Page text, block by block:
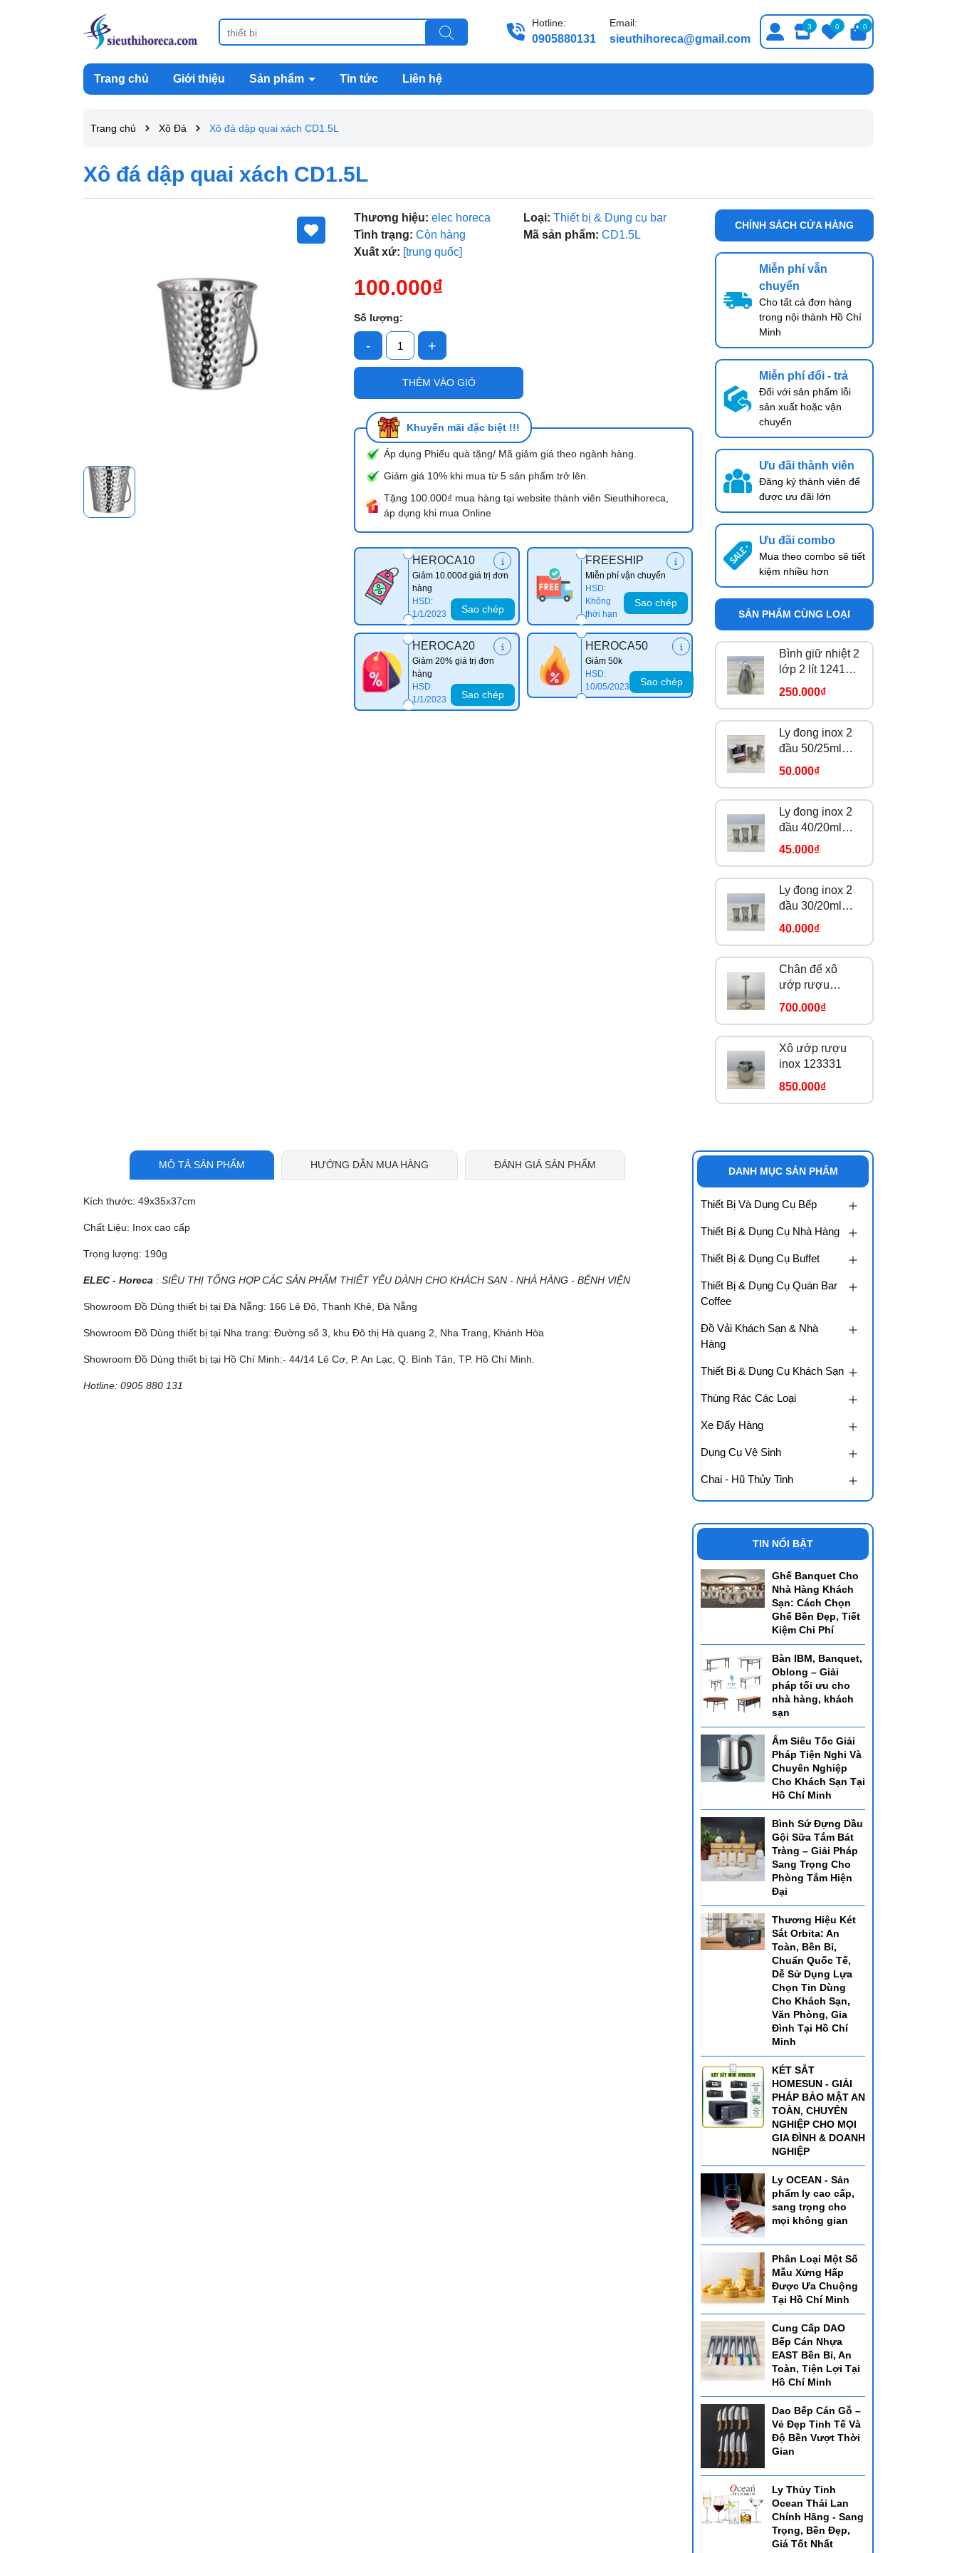
Hotline:
0905880131
Email:
sieuthihoreca@gmail.com
3 0 0
Trang chủ Giới thiệu Sản phẩm Tin tức Liên hệ
Trang chủ Xô Đá Xô đá dập quai xách CD1.5L
Xô đá dập quai xách CD1.5L
Thương hiệu: elec horeca Loại: Thiết bị & Dụng cụ bar
Tình trạng: Còn hàng Mã sản phẩm: CD1.5L
Xuất xứ: [trung quốc]
100.000₫
Số lượng:
- +
THÊM VÀO GIỎ
Khuyến mãi đặc biệt !!!
Áp dụng Phiếu quà tặng/ Mã giảm giá theo ngành hàng.
Giảm giá 10% khi mua từ 5 sản phẩm trở lên.
Tặng 100.000₫ mua hàng tại website thành viên Sieuthihoreca,
áp dụng khi mua Online
HEROCA10
Giảm 10.000đ giá trị đơn
hàng
HSD:
1/1/2023
Sao chép
FREESHIP
Miễn phí vận chuyển
HSD:
Không
thời hạn
Sao chép
HEROCA20
Giảm 20% giá trị đơn
hàng
HSD:
1/1/2023
Sao chép
HEROCA50
Giảm 50k
HSD:
10/05/2023
Sao chép
Mã giảm giá:
Điều kiện:
CHÍNH SÁCH CỬA HÀNG
Miễn phí vẫn
chuyển
Cho tất cả đơn hàng
trong nội thành Hồ Chí
Minh
Miễn phí đổi - trả
Đối với sản phẩm lỗi
sản xuất hoặc vận
chuyển
Ưu đãi thành viên
Đăng ký thành viên để
được ưu đãi lớn
Ưu đãi combo
Mua theo combo sẽ tiết
kiệm nhiều hơn
SẢN PHẨM CÙNG LOẠI
Bình giữ nhiệt 2
lớp 2 lít 124168-
304
250.000₫
Ly đong inox 2
đầu 50/25ml
Z5025
50.000₫
Ly đong inox 2
đầu 40/20ml
Z4020
45.000₫
Ly đong inox 2
đầu 30/20ml
Z3020
40.000₫
Chân đế xô
ướp rượu
123333
700.000₫
Xô ướp rượu
inox 123331
850.000₫
MÔ TẢ SẢN PHẨM HƯỚNG DẪN MUA HÀNG ĐÁNH GIÁ SẢN PHẨM
Kích thước: 49x35x37cm
Chất Liệu: Inox cao cấp
Trọng lượng: 190g
ELEC - Horeca : SIÊU THỊ TỔNG HỢP CÁC SẢN PHẨM THIẾT YẾU DÀNH CHO KHÁCH SẠN - NHÀ HÀNG - BỆNH VIỆN
Showroom Đồ Dùng thiết bị tại Đà Nẵng: 166 Lê Độ, Thanh Khê, Đà Nẵng
Showroom Đồ Dùng thiết bị tại Nha trang: Đường số 3, khu Đô thị Hà quang 2, Nha Trang, Khánh Hòa
Showroom Đồ Dùng thiết bị tại Hồ Chí Minh:- 44/14 Lê Cơ, P. An Lạc, Q. Bình Tân, TP. Hồ Chí Minh.
Hotline: 0905 880 131
DANH MỤC SẢN PHẨM
Thiết Bị Và Dụng Cụ Bếp
Thiết Bị & Dụng Cụ Nhà Hàng
Thiết Bị & Dụng Cụ Buffet
Thiết Bị & Dụng Cụ Quán Bar
Coffee
Đồ Vải Khách Sạn & Nhà
Hàng
Thiết Bị & Dụng Cụ Khách Sạn
Thùng Rác Các Loại
Xe Đẩy Hàng
Dụng Cụ Vệ Sinh
Chai - Hũ Thủy Tinh
TIN NỔI BẬT
Ghế Banquet Cho
Nhà Hàng Khách
Sạn: Cách Chọn
Ghế Bền Đẹp, Tiết
Kiệm Chi Phí
Bàn IBM, Banquet,
Oblong – Giải
pháp tối ưu cho
nhà hàng, khách
sạn
Ấm Siêu Tốc Giải
Pháp Tiện Nghi Và
Chuyên Nghiệp
Cho Khách Sạn Tại
Hồ Chí Minh
Bình Sứ Đựng Dầu
Gội Sữa Tắm Bát
Tràng – Giải Pháp
Sang Trọng Cho
Phòng Tắm Hiện
Đại
Thương Hiệu Két
Sắt Orbita: An
Toàn, Bền Bỉ,
Chuẩn Quốc Tế,
Dễ Sử Dụng Lựa
Chọn Tin Dùng
Cho Khách Sạn,
Văn Phòng, Gia
Đình Tại Hồ Chí
Minh
KÉT SẮT
HOMESUN - GIẢI
PHÁP BẢO MẬT AN
TOÀN, CHUYÊN
NGHIỆP CHO MỌI
GIA ĐÌNH & DOANH
NGHIỆP
Ly OCEAN - Sản
phẩm ly cao cấp,
sang trọng cho
mọi không gian
Phân Loại Một Số
Mẫu Xửng Hấp
Được Ưa Chuộng
Tại Hồ Chí Minh
Cung Cấp DAO
Bếp Cán Nhựa
EAST Bền Bỉ, An
Toàn, Tiện Lợi Tại
Hồ Chí Minh
Dao Bếp Cán Gỗ –
Vẻ Đẹp Tinh Tế Và
Độ Bền Vượt Thời
Gian
Ly Thủy Tinh
Ocean Thái Lan
Chính Hãng - Sang
Trọng, Bền Đẹp,
Giá Tốt Nhất